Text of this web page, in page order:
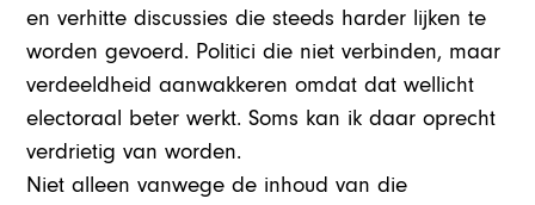
en verhitte discussies die steeds harder lijken te
worden gevoerd. Politici die niet verbinden, maar
verdeeldheid aanwakkeren omdat dat wellicht
electoraal beter werkt. Soms kan ik daar oprecht
verdrietig van worden.
Niet alleen vanwege de inhoud van die